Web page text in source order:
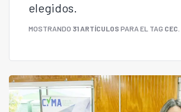
elegidos.
MOSTRANDO 31 ARTÍCULOS PARA EL TAG CEC